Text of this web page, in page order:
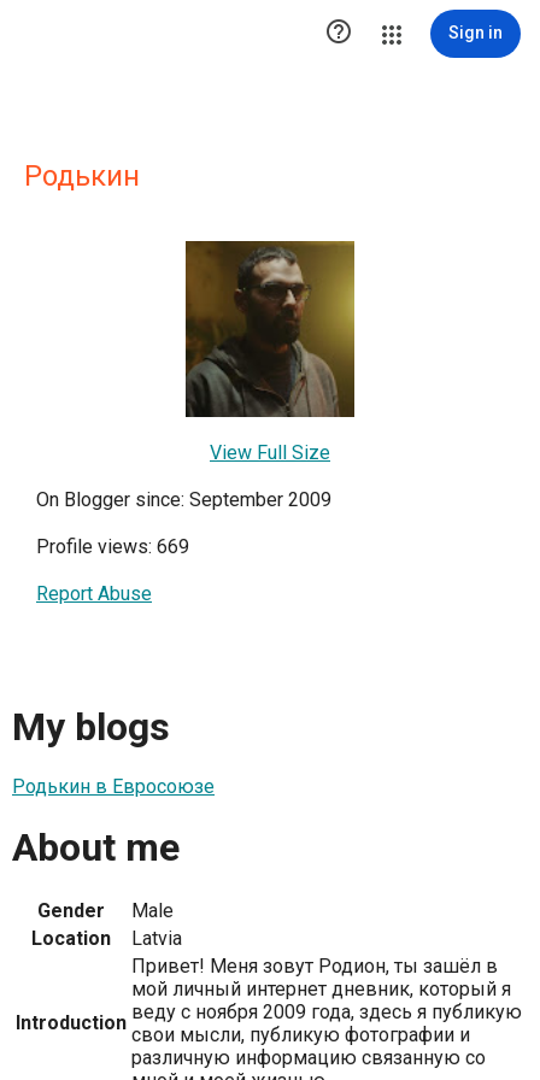
 Sign in
Родькин
View Full Size
On Blogger since: September 2009
Profile views: 669
Report Abuse
My blogs
Родькин в Евросоюзе
About me
Gender
Male
Location
Latvia
Introduction
Привет! Меня зовут Родион, ты зашёл в
мой личный интернет дневник, который я
веду с ноября 2009 года, здесь я публикую
свои мысли, публикую фотографии и
различную информацию связанную со